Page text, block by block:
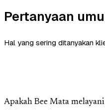
Pertanyaan
Hal yang sering ditanyakan
Apakah Bee Mata